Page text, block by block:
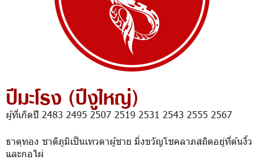
ปีมะโรง (ปีงูใหญ่)
ผู้ที่เกิดปี 2483 2495 2507 2519 2531 2543 2555 2567
ธาตุทอง ชาติภูมิเป็นเทวดาผู้ชาย มิ่งขวัญโชคลาภสถิตอยู่ที่ต้นงิ้ว
และกอไผ่